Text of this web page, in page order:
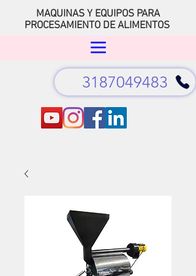
MAQUINAS Y EQUIPOS PARA
PROCESAMIENTO DE ALIMENTOS
3187049483